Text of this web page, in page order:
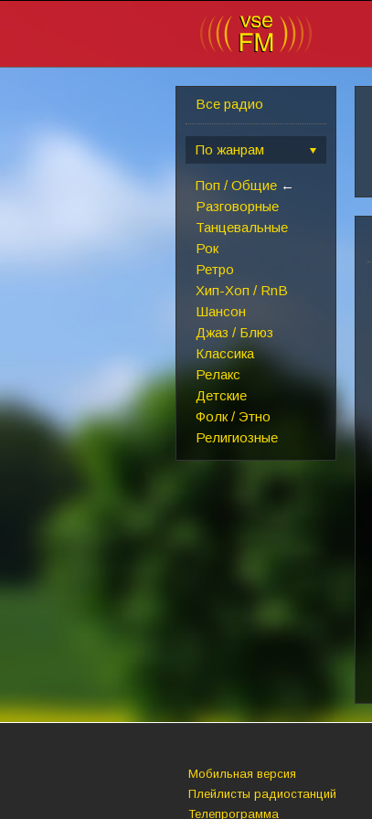
Все радио
По жанрам
Поп / Общие ←
Разговорные
Танцевальные
Рок
Ретро
Хип-Хоп / RnB
Шансон
Джаз / Блюз
Классика
Релакс
Детские
Фолк / Этно
Религиозные
Мобильная версия
Плейлисты радиостанций
Телепрограмма